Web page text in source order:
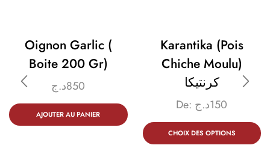
Oignon Garlic (
Boite 200 Gr)
850د.ج
AJOUTER AU PANIER
Karantika (pois
Chiche Moulu)
كرنتيكا
De: 150د.ج
CHOIX DES OPTIONS